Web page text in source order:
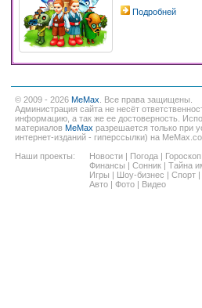
Подробней
© 2009 - 2026 MeMax . Все права защищены.
Администрация сайта не несёт
информацию, а так же ее достоверность.
материалов MeMax разрешается только при
интернет-изданий - гиперссылки) на
Наши проекты:
Новости | Погода | Гороскоп
Финансы | Сонник | Тайна
Игры | Шоу-бизнес | Спорт |
Авто | Фото | Видео